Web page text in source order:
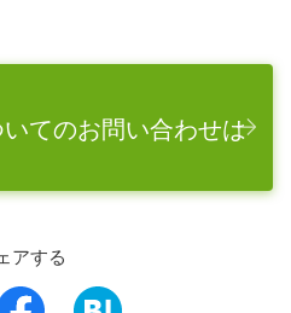
てのお問い合わせは
アする